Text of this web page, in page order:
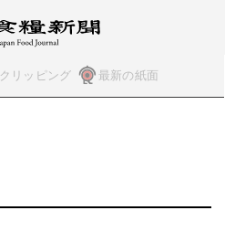
クリッピング 最新の紙面